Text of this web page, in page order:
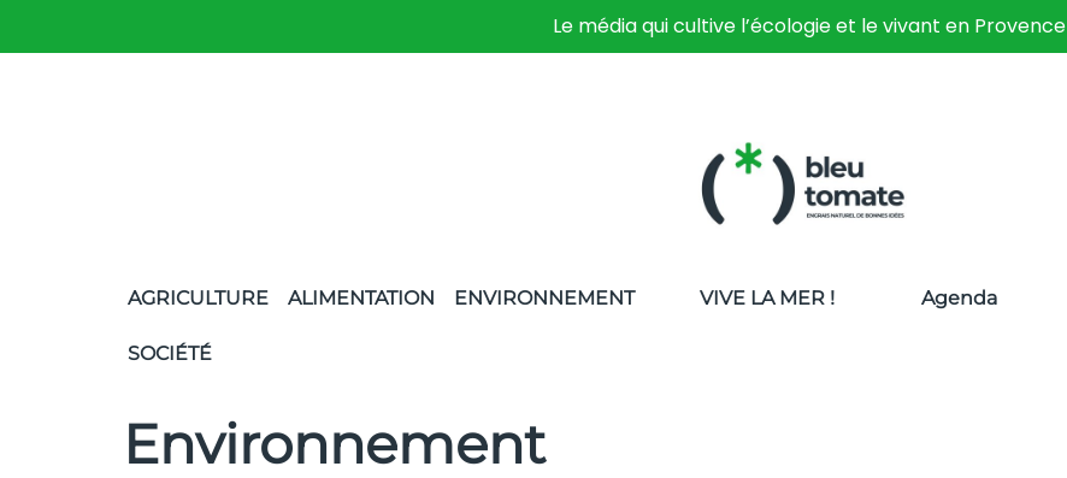
Le média qui cultive l’écologie et le vivant en Provence
AGRICULTURE ALIMENTATION ENVIRONNEMENT
SOCIÉTÉ
VIVE LA MER ! Agenda
Environnement